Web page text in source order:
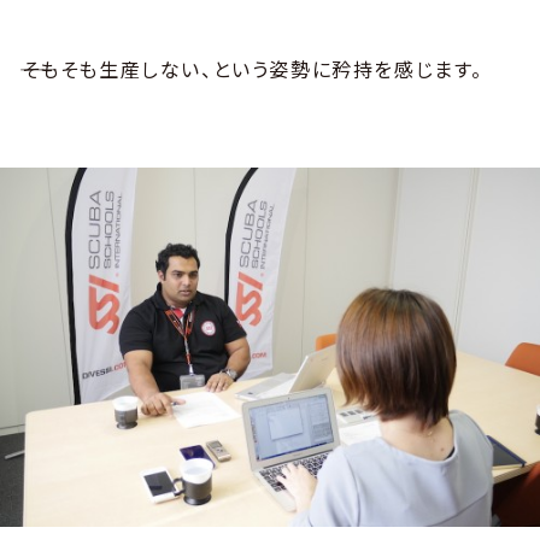
――そもそも生産しない、という姿勢に矜持を感じます。